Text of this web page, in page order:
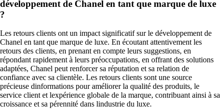
développement de Chanel en tant que marque de luxe
?
Les retours clients ont un impact significatif sur le développement de
Chanel en tant que marque de luxe. En écoutant attentivement les
retours des clients, en prenant en compte leurs suggestions, en
répondant rapidement à leurs préoccupations, en offrant des solutions
adaptées, Chanel peut renforcer sa réputation et sa relation de
confiance avec sa clientèle. Les retours clients sont une source
précieuse dinformations pour améliorer la qualité des produits, le
service client et lexpérience globale de la marque, contribuant ainsi à sa
croissance et sa pérennité dans lindustrie du luxe.